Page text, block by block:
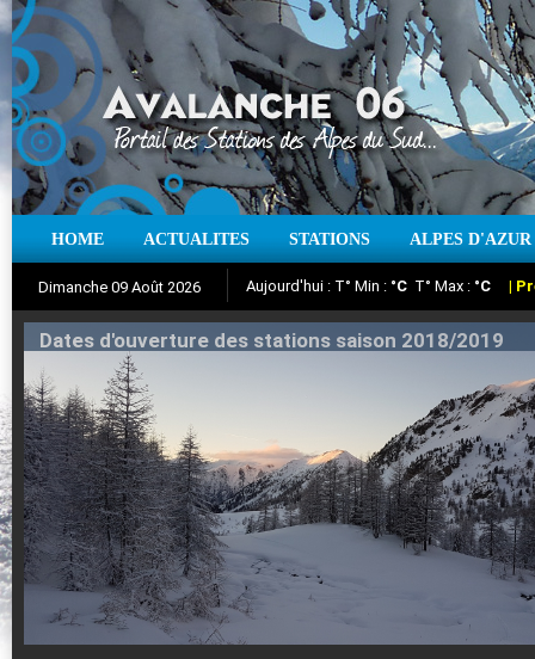
HOME ACTUALITES STATIONS ALPES D'AZUR
Dimanche 09 Août 2026
Aujourd'hui : T° Min :°CT° Max :°C |
Iso à 0° :mNeige sur 12 heures :cm
Suivez en direct l'actualité des stations